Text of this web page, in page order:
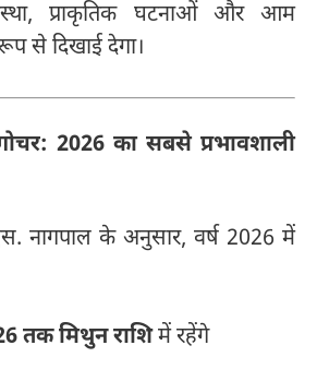
प्राकृतिक घटनाओं और आम
से दिखाई देगा।
2026 का सबसे प्रभावशाली
नागपाल के अनुसार, वर्ष 2026 में
तक मिथुन राशिमें रहेंगे